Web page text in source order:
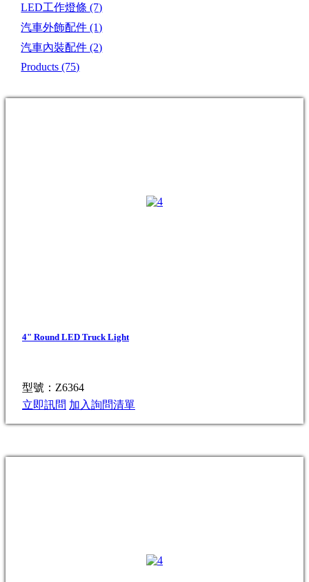
LED工作燈條(7)
汽車外飾配件(1)
汽車內裝配件(2)
Products(75)
4" Round LED Truck Light
型號：Z6364
立即訊問 加入詢問清單